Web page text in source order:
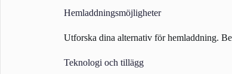
Hemladdningsmöjligheter
Utforska dina alternativ för hemladdning.
Teknologi och tillägg